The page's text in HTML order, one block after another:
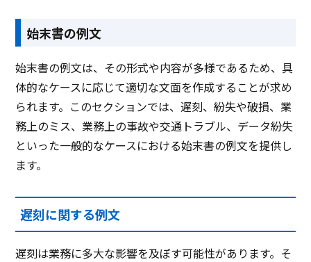
始末書の例文
始末書の例文は、その形式や内容が多様であるため、具
体的なケースに応じて適切な文面を作成することが求め
られます。このセクションでは、遅刻、紛失や破損、業
務上のミス、業務上の事故や交通トラブル、データ紛失
といった一般的なケースにおける始末書の例文を提供し
ます。
遅刻に関する例文
遅刻は業務に多大な影響を及ぼす可能性があります。そ